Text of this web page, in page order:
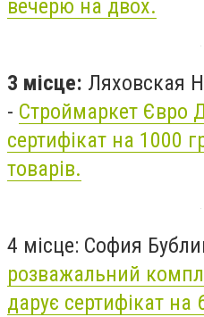
вечерю на двох.
3 місце: Ляховская
- Строймаркет Євро
сертифікат на 1000
товарів.
4 місце: София
розважальний
дарує сертифікат